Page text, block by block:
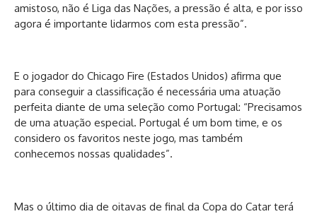
amistoso, não é Liga das Nações, a pressão é alta, e por isso
agora é importante lidarmos com esta pressão”.
E o jogador do Chicago Fire (Estados Unidos) afirma que
para conseguir a classificação é necessária uma atuação
perfeita diante de uma seleção como Portugal: “Precisamos
de uma atuação especial. Portugal é um bom time, e os
considero os favoritos neste jogo, mas também
conhecemos nossas qualidades”.
Mas o último dia de oitavas de final da Copa do Catar terá